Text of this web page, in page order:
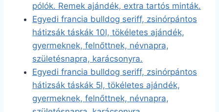
pólók. Remek ajándék, extra tartós minták.
Egyedi francia bulldog seriff, zsinórpántos
hátizsák táskák 10l, tökéletes ajándék,
gyermeknek, felnőttnek, névnapra,
születésnapra, karácsonyra.
Egyedi francia bulldog seriff, zsinórpántos
hátizsák táskák 5l, tökéletes ajándék,
gyermeknek, felnőttnek, névnapra,